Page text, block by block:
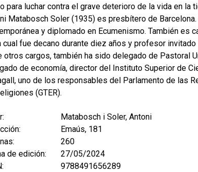
para luchar contra el grave deterioro de la vida en la
Matabosch Soler (1935) es presbítero de
y diplomado en Ecumenismo. También es
cual fue decano durante diez años y profesor
otros cargos, también ha sido delegado de Pastoral
de economía, director del Instituto Superior de
uno de los responsables del Parlamento de las
(GTER).
Matabosch i Soler, Antoni
Emaús, 181
260
de edición:
27/05/2024
9788491656289